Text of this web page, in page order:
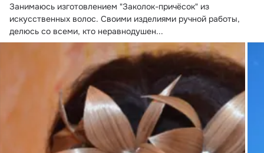
Занимаюсь изготовлением "Заколок-причёсок" из
искусственных волос. Своими изделиями ручной работы,
делюсь со всеми, кто неравнодушен...